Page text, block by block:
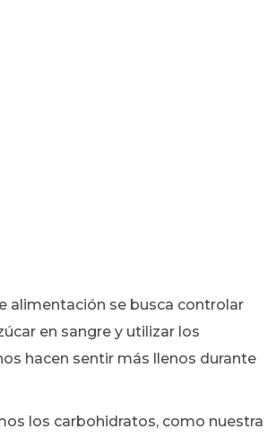
alimentación se busca controlar
en sangre y utilizar los
hacen sentir más llenos durante
los carbohidratos, como nuestra